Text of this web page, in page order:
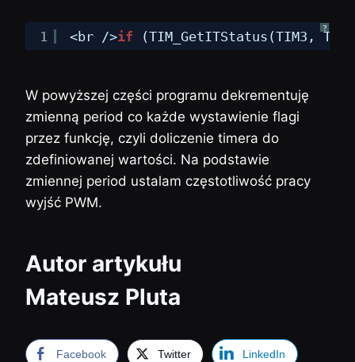
?
1 <br />if (TIM_GetITStatus(TIM3,
W powyższej części programu dekrementuję
zmienną period co każde wystawienie flagi
przez funkcję, czyli doliczenie timera do
zdefiniowanej wartości. Na podstawie
zmiennej period ustalam częstotliwość pracy
wyjść PWM.
Autor artykułu
Mateusz Pluta
Facebook Twitter LinkedIn